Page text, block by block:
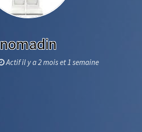
nomadin
Actif il y a 2 mois et 1 semaine